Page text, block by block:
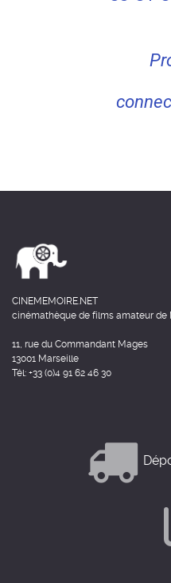
CINEMEMOIRE.NET
cinémathèque de films amateur de
11, rue du Commandant Mages
13001 Marseille
Tél: +33 (0)4 91 62 46 30